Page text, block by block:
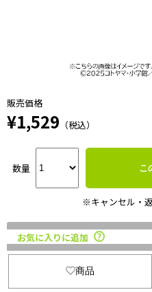
販売価格
¥1,529 （税込）
数量 こ
※キャンセル・
お気に入りに追加
商品